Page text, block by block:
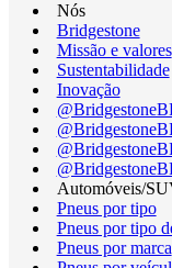
Nós
Bridgestone
Missão e valores
Sustentabilidade
Inovação
Automóveis/
Pneus por tipo
Pneus por tipo
Pneus por marca